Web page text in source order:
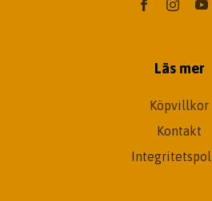
Läs mer
Köpvillkor
Kontakt